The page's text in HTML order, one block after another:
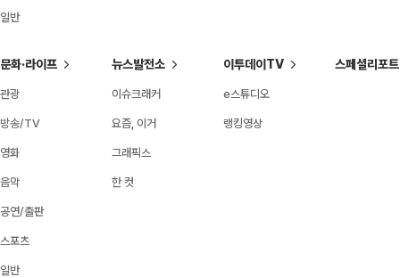
일반
문화·라이프
관광
방송/TV
영화
음악
공연/출판
스포츠
일반
뉴스발전소
이슈크래커
요즘, 이거
그래픽스
한 컷
이투데이TV
e스튜디오
랭킹영상
스페셜리포트